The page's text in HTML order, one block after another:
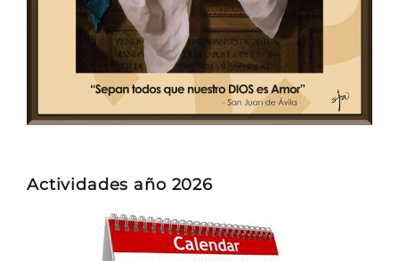
Actividades año 2026